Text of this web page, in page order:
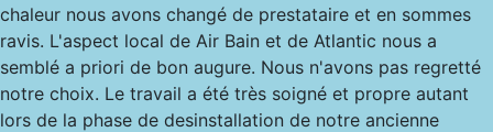
chaleur nous avons changé de prestataire et en sommes
ravis. L'aspect local de Air Bain et de Atlantic nous a
semblé a priori de bon augure. Nous n'avons pas regretté
notre choix. Le travail a été très soigné et propre autant
lors de la phase de desinstallation de notre ancienne